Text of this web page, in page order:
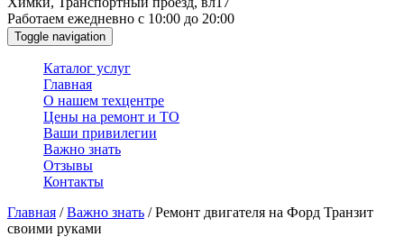
Работаем ежедневно с 10:00 до 20:00
Toggle navigation
Каталог услуг
Главная
О нашем техцентре
Цены на ремонт и ТО
Ваши привилегии
Важно знать
Отзывы
Контакты
Главная /Важно знать /Ремонт двигателя на Форд Транзит
своими руками